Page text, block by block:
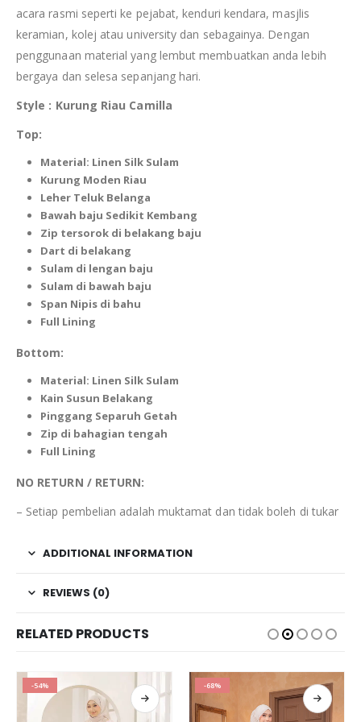
acara rasmi seperti ke pejabat, kenduri kendara, masjlis
keramian, kolej atau university dan sebagainya. Dengan
penggunaan material yang lembut membuatkan anda lebih
bergaya dan selesa sepanjang hari.
Style : Kurung Riau Camilla
Top:
Material: Linen Silk Sulam
Kurung Moden Riau
Leher Teluk Belanga
Bawah baju Sedikit Kembang
Zip tersorok di belakang baju
Dart di belakang
Sulam di lengan baju
Sulam di bawah baju
Span Nipis di bahu
Full Lining
Bottom:
Material: Linen Silk Sulam
Kain Susun Belakang
Pinggang Separuh Getah
Zip di bahagian tengah
Full Lining
NO RETURN / RETURN:
– Setiap pembelian adalah muktamat dan tidak boleh di tukar
ADDITIONAL INFORMATION
REVIEWS (0)
RELATED PRODUCTS
-54% -68%